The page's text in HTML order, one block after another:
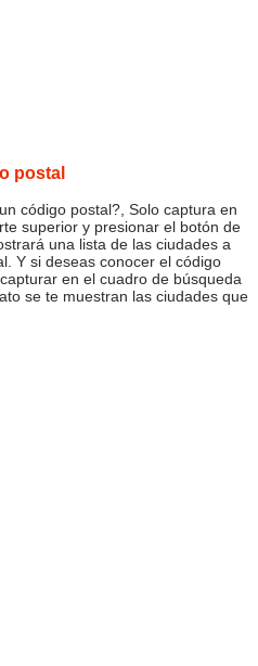
postal
código postal?, Solo captura en
superior y presionar el botón de
una lista de las ciudades a
Y si deseas conocer el código
en el cuadro de búsqueda
se te muestran las ciudades que